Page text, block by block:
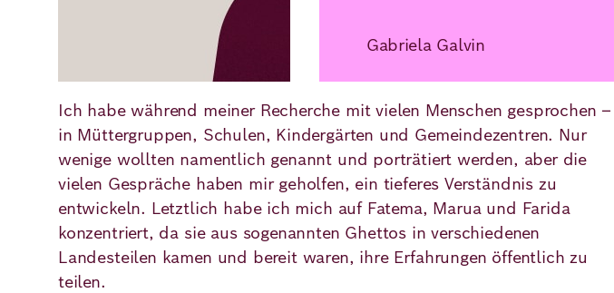
Gabriela Galvin
Ich habe während meiner Recherche mit vielen Menschen gesprochen –
in Müttergruppen, Schulen, Kindergärten und Gemeindezentren. Nur
wenige wollten namentlich genannt und porträtiert werden, aber die
vielen Gespräche haben mir geholfen, ein tieferes Verständnis zu
entwickeln. Letztlich habe ich mich auf Fatema, Marua und Farida
konzentriert, da sie aus sogenannten Ghettos in verschiedenen
Landesteilen kamen und bereit waren, ihre Erfahrungen öffentlich zu
teilen.